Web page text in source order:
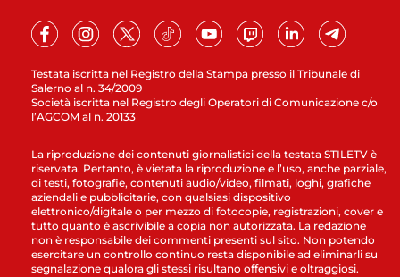
Testata iscritta nel Registro della Stampa presso il Tribunale di
Salerno al n. 34/2009
Società iscritta nel Registro degli Operatori di Comunicazione c/o
l’AGCOM al n. 20133
La riproduzione dei contenuti giornalistici della testata STILETV è
riservata. Pertanto, è vietata la riproduzione e l’uso, anche parziale,
di testi, fotografie, contenuti audio/video, filmati, loghi, grafiche
aziendali e pubblicitarie, con qualsiasi dispositivo
elettronico/digitale o per mezzo di fotocopie, registrazioni, cover e
tutto quanto è ascrivibile a copia non autorizzata. La redazione
non è responsabile dei commenti presenti sul sito. Non potendo
esercitare un controllo continuo resta disponibile ad eliminarli su
segnalazione qualora gli stessi risultano offensivi e oltraggiosi.